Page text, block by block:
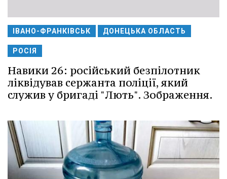
ІВАНО-ФРАНКІВСЬК ДОНЕЦЬКА ОБЛАСТЬ
РОСІЯ
Навики 26: російський безпілотник
ліквідував сержанта поліції, який
служив у бригаді "Лють". Зображення.